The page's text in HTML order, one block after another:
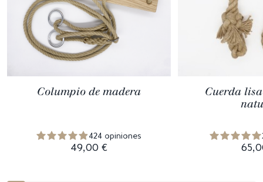
Columpio de madera
424 opiniones
49,00 €
Cuerda